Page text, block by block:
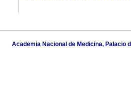
Academia Nacional de Medicina, Palacio